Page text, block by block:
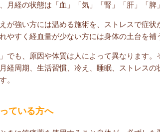
月経の状態は「血」「気」「腎」「肝」「脾
が強い方には温める施術を、ストレスで症状
やすく経血量が少ない方には身体の土台を補
でも、原因や体質は人によって異なります。
経周期、生活習慣、冷え、睡眠、ストレス
。
ている方へ